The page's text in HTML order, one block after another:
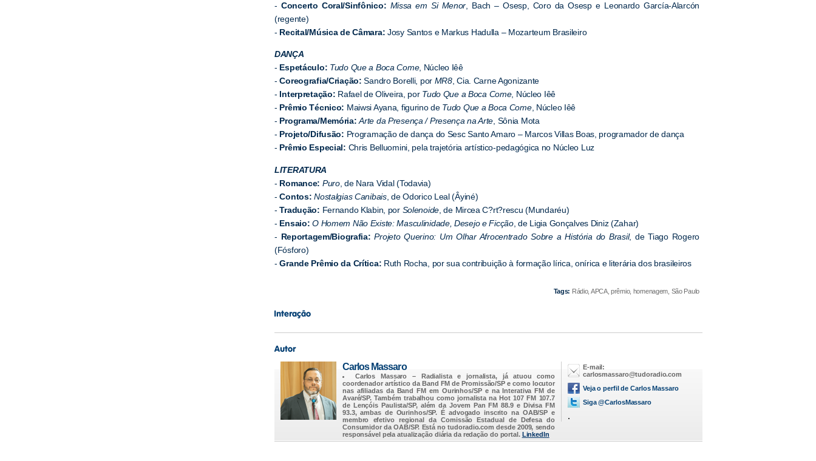
- Concerto Coral/Sinfônico: Missa em Si Menor , Bach – Osesp, Coro da Osesp e Leonardo García-Alarcón
(regente)
- Recital/Música de Câmara: Josy Santos e Markus Hadulla – Mozarteum Brasileiro
DANÇA
- Espetáculo: Tudo Que a Boca Come, Núcleo Iêê
-Coreografia/Criação: Sandro Borelli, por MR8, Cia. Carne Agonizante
- Interpretação: Rafael de Oliveira, por Tudo Que a Boca Come, Núcleo Iêê
- Prêmio Técnico: Maiwsi Ayana, figurino de Tudo Que a Boca Come, Núcleo Iêê
- Programa/Memória: Arte da Presença / Presença na Arte, Sônia Mota
- Projeto/Difusão: Programação de dança do Sesc Santo Amaro – Marcos Villas Boas, programador de dança
- Prêmio Especial: Chris Belluomini, pela trajetória artístico-pedagógica no Núcleo Luz
LITERATURA
- Romance: Puro, de Nara Vidal (Todavia)
-Contos: Nostalgias Canibais, de Odorico Leal (Âyiné)
-Tradução: Fernando Klabin, por Solenoide, de Mircea C?rt?rescu (Mundaréu)
- Ensaio: O Homem Não Existe: Masculinidade, Desejo e Ficção, de Ligia Gonçalves Diniz (Zahar)
- Reportagem/Biografia: Projeto Querino: Um Olhar Afrocentrado Sobre a História do Brasil, de Tiago Rogero
(Fósforo)
-Grande Prêmio da Crítica: Ruth Rocha, por sua contribuição à formação lírica, onírica e literária dos brasileiros
Tags: Rádio, APCA, prêmio, homenagem, São Paulo
Carlos Massaro
Carlos Massaro – Radialista e jornalista, já atuou como
coordenador artístico da Band FM de Promissão/SP e como locutor
nas afiliadas da Band FM em Ourinhos/SP e na Interativa FM de
Avaré/SP. Também trabalhou como jornalista na Hot 107 FM 107.7
de Lençóis Paulista/SP, além da Jovem Pan FM 88.9 e Divisa FM
93.3, ambas de Ourinhos/SP. É advogado inscrito na OAB/SP e
membro efetivo regional da Comissão Estadual de Defesa do
Consumidor da OAB/SP. Está notudoradio.com desde 2009, sendo
responsável pela atualização diária da redação do portal. LinkedIn
E-mail:
carlosmassaro@tudoradio.com
Veja o perfil de Carlos Massaro
Siga @CarlosMassaro
.